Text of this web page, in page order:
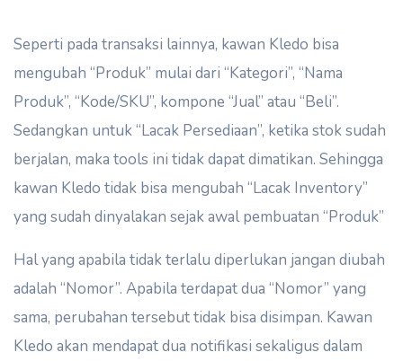
Seperti pada transaksi lainnya, kawan Kledo bisa
mengubah “Produk” mulai dari “Kategori”, “Nama
Produk”, “Kode/SKU”, kompone “Jual” atau “Beli”.
Sedangkan untuk “Lacak Persediaan”, ketika stok sudah
berjalan, maka tools ini tidak dapat dimatikan. Sehingga
kawan Kledo tidak bisa mengubah “Lacak Inventory”
yang sudah dinyalakan sejak awal pembuatan “Produk”
Hal yang apabila tidak terlalu diperlukan jangan diubah
adalah “Nomor”. Apabila terdapat dua “Nomor” yang
sama, perubahan tersebut tidak bisa disimpan. Kawan
Kledo akan mendapat dua notifikasi sekaligus dalam